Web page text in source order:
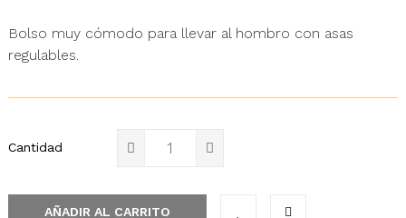
Bolso muy cómodo para llevar al hombro con asas
regulables.
Cantidad
AÑADIR AL CARRITO